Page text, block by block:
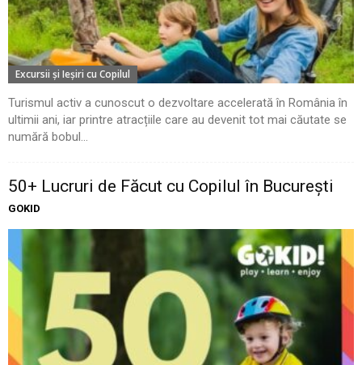
Excursii şi Ieşiri cu Copilul
Turismul activ a cunoscut o dezvoltare accelerată în România în
ultimii ani, iar printre atracțiile care au devenit tot mai căutate se
numără bobul...
50+ Lucruri de Făcut cu Copilul în București
GOKID